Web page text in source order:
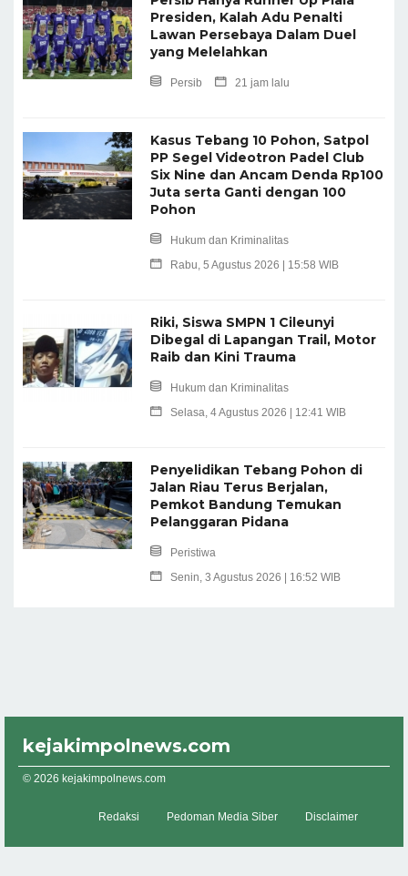
Presiden, Kalah Adu Penalti
Lawan Persebaya Dalam Duel
yang Melelahkan
Persib 21 jam lalu
Kasus Tebang 10 Pohon, Satpol
PP Segel Videotron Padel Club
Six Nine dan Ancam Denda Rp100
Juta serta Ganti dengan 100
Pohon
Hukum dan Kriminalitas
Rabu, 5 Agustus 2026 | 15:58 WIB
Riki, Siswa SMPN 1 Cileunyi
Dibegal di Lapangan Trail, Motor
Raib dan Kini Trauma
Hukum dan Kriminalitas
Selasa, 4 Agustus 2026 | 12:41 WIB
Penyelidikan Tebang Pohon di
Jalan Riau Terus Berjalan,
Pemkot Bandung Temukan
Pelanggaran Pidana
Peristiwa
Senin, 3 Agustus 2026 | 16:52 WIB
kejakimpolnews.com
© 2026 kejakimpolnews.com
Redaksi Pedoman Media Siber Disclaimer